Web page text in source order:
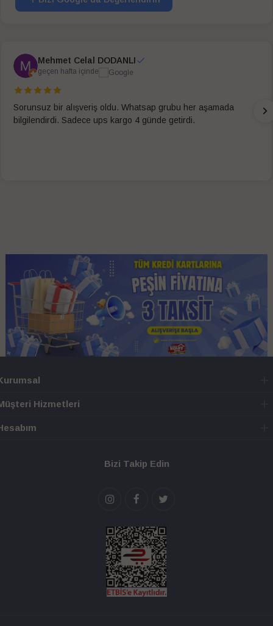
Mehmet Celal DODANLI
geçen hafta içinde
Sorunsuz bir alışveriş oldu. Whatsap grubu her aşamada
bilgilendirdi. Sadece ups kargo 4 günde getirdi.
Hizmetleri
Bizi Takip Edin